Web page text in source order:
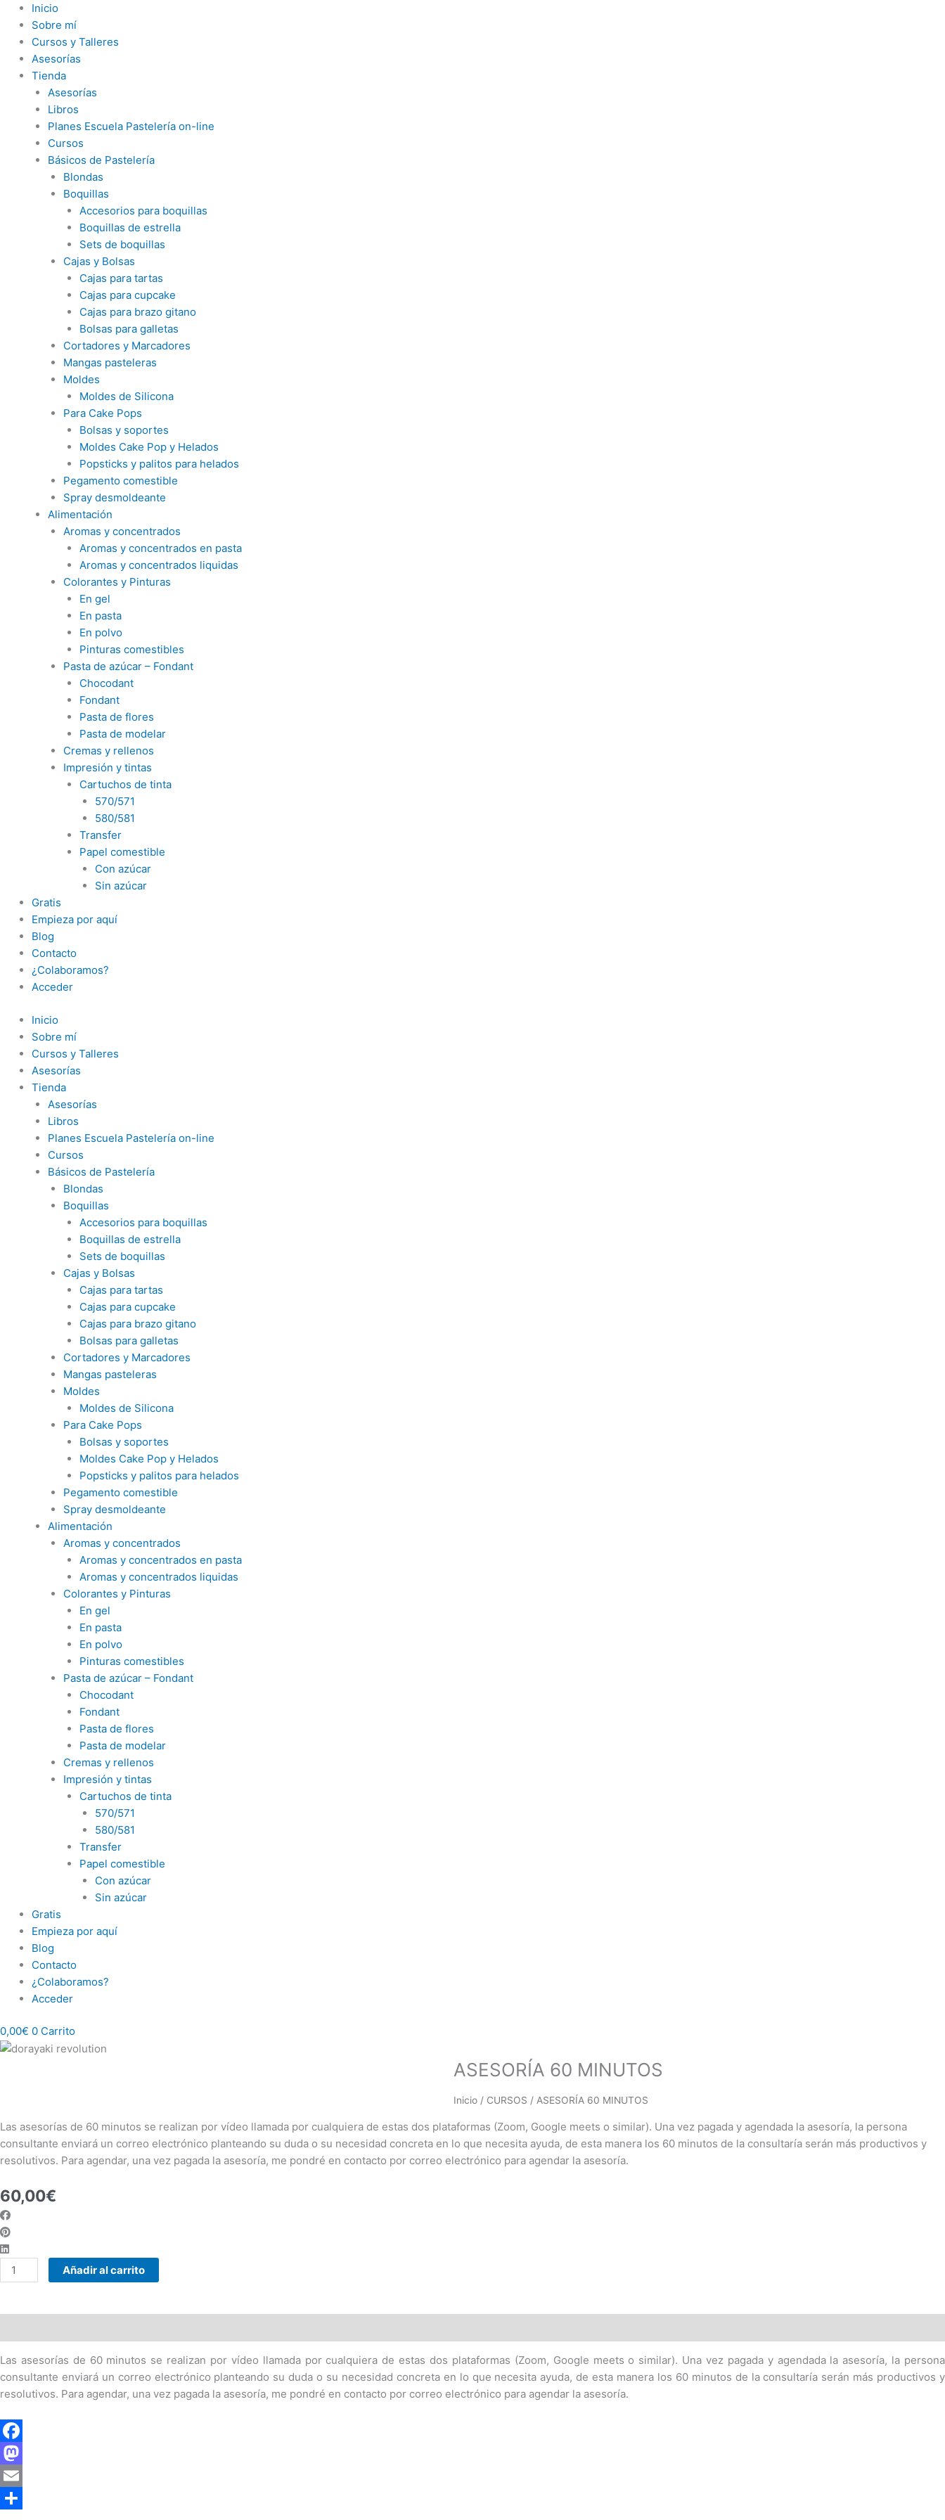
contenido
Inicio
Sobre mí
Cursos y Talleres
Asesorías
Tienda
Asesorías
Libros
Planes Escuela Pastelería on-line
Cursos
Básicos de Pastelería
Blondas
Boquillas
Accesorios para boquillas
Boquillas de estrella
Sets de boquillas
Cajas y Bolsas
Cajas para tartas
Cajas para cupcake
Cajas para brazo gitano
Bolsas para galletas
Cortadores y Marcadores
Mangas pasteleras
Moldes
Moldes de Silicona
Para Cake Pops
Bolsas y soportes
Moldes Cake Pop y Helados
Popsticks y palitos para helados
Pegamento comestible
Spray desmoldeante
Alimentación
Aromas y concentrados
Aromas y concentrados en pasta
Aromas y concentrados liquidas
Colorantes y Pinturas
En gel
En pasta
En polvo
Pinturas comestibles
Pasta de azúcar – Fondant
Chocodant
Fondant
Pasta de flores
Pasta de modelar
Cremas y rellenos
Impresión y tintas
Cartuchos de tinta
570/571
580/581
Transfer
Papel comestible
Con azúcar
Sin azúcar
Gratis
Empieza por aquí
Blog
Contacto
¿Colaboramos?
Acceder
Inicio
Sobre mí
Cursos y Talleres
Asesorías
Tienda
Asesorías
Libros
Planes Escuela Pastelería on-line
Cursos
Básicos de Pastelería
Blondas
Boquillas
Accesorios para boquillas
Boquillas de estrella
Sets de boquillas
Cajas y Bolsas
Cajas para tartas
Cajas para cupcake
Cajas para brazo gitano
Bolsas para galletas
Cortadores y Marcadores
Mangas pasteleras
Moldes
Moldes de Silicona
Para Cake Pops
Bolsas y soportes
Moldes Cake Pop y Helados
Popsticks y palitos para helados
Pegamento comestible
Spray desmoldeante
Alimentación
Aromas y concentrados
Aromas y concentrados en pasta
Aromas y concentrados liquidas
Colorantes y Pinturas
En gel
En pasta
En polvo
Pinturas comestibles
Pasta de azúcar – Fondant
Chocodant
Fondant
Pasta de flores
Pasta de modelar
Cremas y rellenos
Impresión y tintas
Cartuchos de tinta
570/571
580/581
Transfer
Papel comestible
Con azúcar
Sin azúcar
Gratis
Empieza por aquí
Blog
Contacto
¿Colaboramos?
Acceder
0,00€ 0 Carrito
ASESORÍA 60 MINUTOS
Inicio / CURSOS / ASESORÍA 60 MINUTOS
Las asesorías de 60 minutos se realizan por vídeo llamada por cualquiera de estas dos plataformas (Zoom, Google meets o similar). Una vez pagada y agendada la asesoría, la persona
consultante enviará un correo electrónico planteando su duda o su necesidad concreta en lo que necesita ayuda, de esta manera los 60 minutos de la consultaría serán más productivos y
resolutivos. Para agendar, una vez pagada la asesoría, me pondré en contacto por correo electrónico para agendar la asesoría.
60,00€
Añadir al carrito
Las asesorías de 60 minutos se realizan por vídeo llamada por cualquiera de estas dos plataformas (Zoom, Google meets o similar). Una vez pagada y agendada la asesoría, la persona
consultante enviará un correo electrónico planteando su duda o su necesidad concreta en lo que necesita ayuda, de esta manera los 60 minutos de la consultaría serán más productivos y
resolutivos. Para agendar, una vez pagada la asesoría, me pondré en contacto por correo electrónico para agendar la asesoría.
F
a
c
M
aE